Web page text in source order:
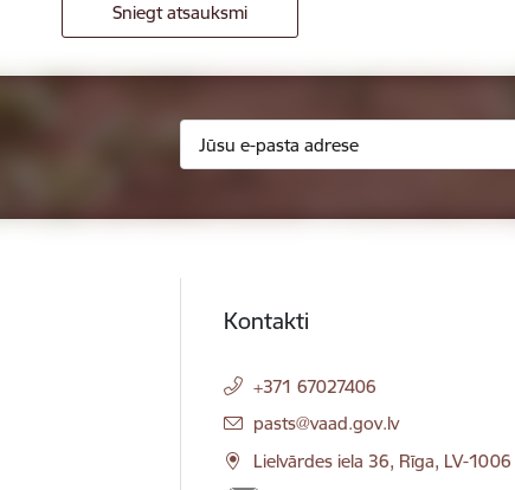
Sniegt atsauksmi
Kontakti
+371 67027406
E-pasts:
pasts@vaad.gov.lv
Lielvārdes iela 36, Rīga, LV-1006